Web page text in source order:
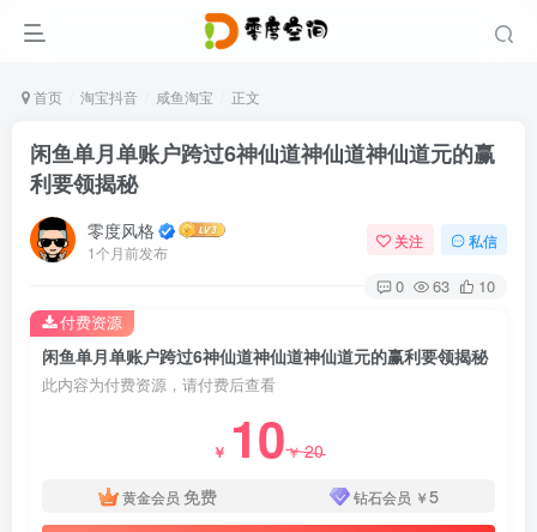
首页 淘宝抖音 咸鱼淘宝 正文
闲鱼单月单账户跨过6神仙道神仙道神仙道元的赢
利要领揭秘
零度风格
1个月前发布
关注 私信
0 63 10
闲鱼单月单账户跨过6神仙道神仙道神仙道元的赢利要领揭秘
此内容为付费资源，请付费后查看
￥ 10￥20
黄金会员 免费 钻石会员 ￥5
付费资源